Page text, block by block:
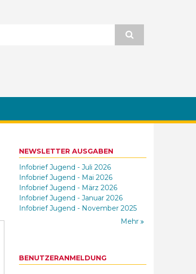
NEWSLETTER AUSGABEN
Infobrief Jugend - Juli 2026
Infobrief Jugend - Mai 2026
Infobrief Jugend - März 2026
Infobrief Jugend - Januar 2026
Infobrief Jugend - November 2025
Mehr
BENUTZERANMELDUNG